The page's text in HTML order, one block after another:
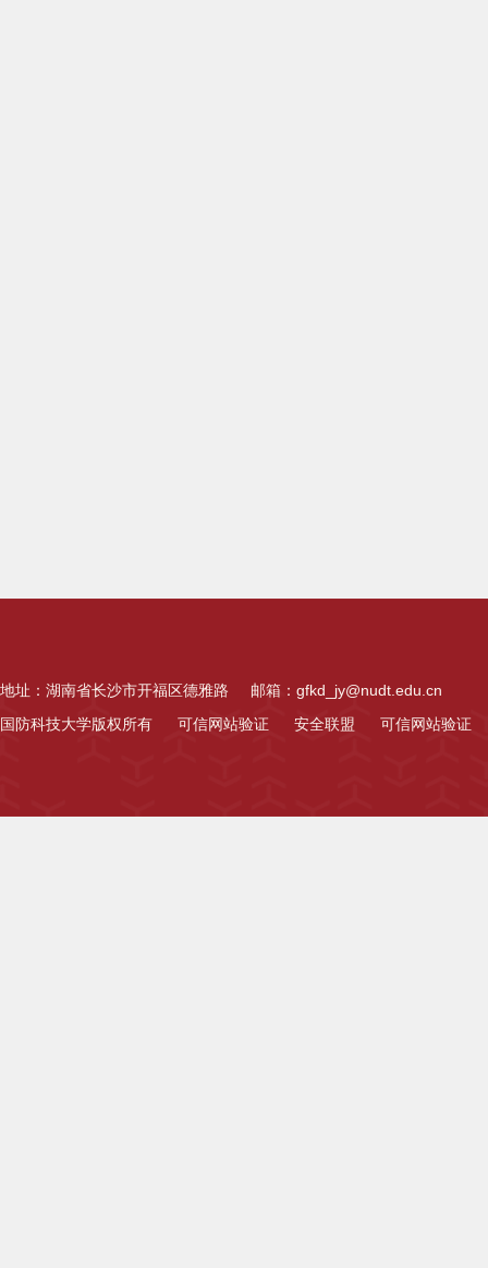
地址：湖南省长沙市开福区德雅路
邮箱：gfkd_jy@nudt.edu.cn
国防科技大学版权所有
可信网站验证 安全联盟 可信网站验证